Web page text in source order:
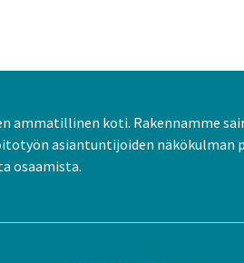
ammatillinen koti. Rakennamme
asiantuntijoiden näkökulman
osaamista.